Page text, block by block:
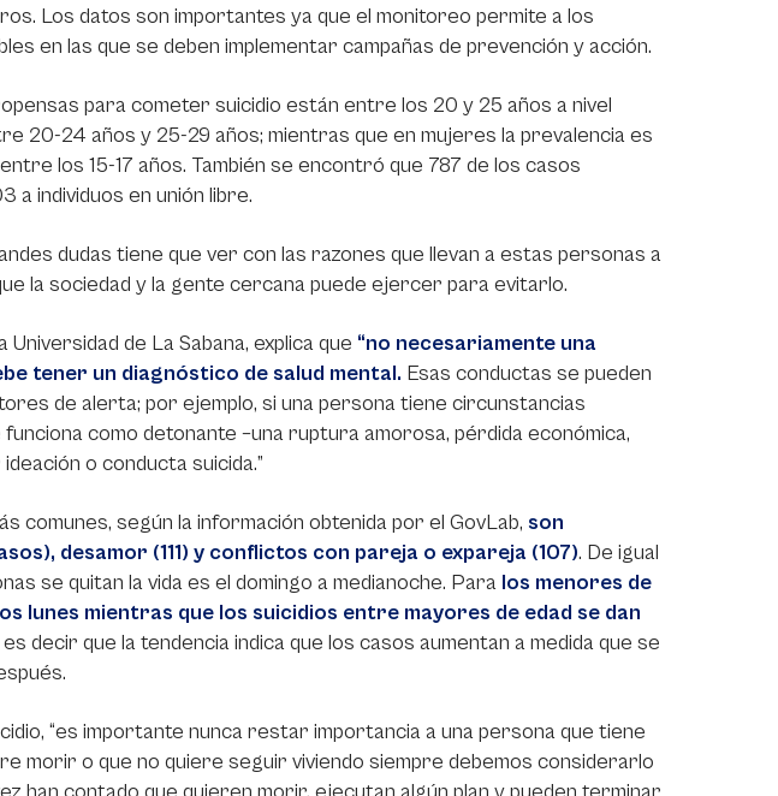
Los datos son importantes ya que el monitoreo permite a los
en las que se deben implementar campañas de prevención y acción.
para cometer suicidio están entre los 20 y 25 años a nivel
20-24 años y 25-29 años; mientras que en mujeres la prevalencia es
los 15-17 años. También se encontró que 787 de los casos
individuos en unión libre.
dudas tiene que ver con las razones que llevan a estas personas a
la sociedad y la gente cercana puede ejercer para evitarlo.
de La Sabana, explica que “no necesariamente una
tener un diagnóstico de salud mental. Esas conductas se pueden
de alerta; por ejemplo, si una persona tiene circunstancias
como detonante –una ruptura amorosa, pérdida económica,
o conducta suicida.”
comunes, según la información obtenida por el GovLab, son
desamor (111) y conflictos con pareja o expareja (107). De igual
se quitan la vida es el domingo a medianoche. Para los menores de
lunes mientras que los suicidios entre mayores de edad se dan
es decir que la tendencia indica que los casos aumentan a medida que se
“es importante nunca restar importancia a una persona que tiene
morir o que no quiere seguir viviendo siempre debemos considerarlo